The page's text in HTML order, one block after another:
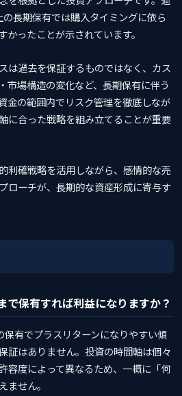
長期保有では購入タイミングに依ら
ったことが示されています。
は過去を保証するものではなく、カス
市場構造の変化など、長期保有に伴う
金の範囲内でリスク管理を徹底しなが
に合った戦略を組み立てることが重要
利確戦略を活用しながら、感情的な売
ローチが、長期的な資産形成に寄与す
で保有すれば利益になりますか？
保有でプラスリターンになりやすい傾
証はありません。投資の時間軸は個々
容度によって異なるため、一概に「何
ません。